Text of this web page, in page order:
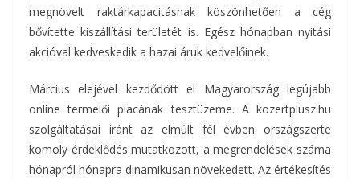
megnövelt raktárkapacitásnak köszönhetően a cég
bővítette kiszállítási területét is. Egész hónapban nyitási
akcióval kedveskedik a hazai áruk kedvelőinek.
Március elejével kezdődött el Magyarország legújabb
online termelői piacának tesztüzeme. A kozertplusz.hu
szolgáltatásai iránt az elmúlt fél évben országszerte
komoly érdeklődés mutatkozott, a megrendelések száma
hónapról hónapra dinamikusan növekedett. Az értékesítés